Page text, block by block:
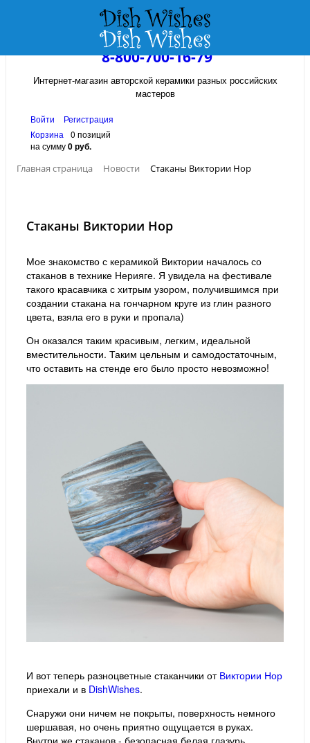
8-800-700-16-79
Интернет-магазин авторской керамики разных российских
мастеров
Войти
Регистрация
Корзина
0 позиций
на сумму0 руб.
Главная страница
Новости Стаканы Виктории Нор
Стаканы Виктории Нор
Мое знакомство с керамикой Виктории началось со
стаканов в технике Нерияге. Я увидела на фестивале
такого красавчика с хитрым узором, получившимся при
создании стакана на гончарном круге из глин разного
цвета, взяла его в руки и пропала)
Он оказался таким красивым, легким, идеальной
вместительности. Таким цельным и самодостаточным,
что оставить на стенде его было просто невозможно!
И вот теперь разноцветные стаканчики от Виктории Нор
приехали и в DishWishes.
Снаружи они ничем не покрыты, поверхность немного
шершавая, но очень приятно ощущается в руках.
Внутри же стаканов - безопасная белая глазурь.